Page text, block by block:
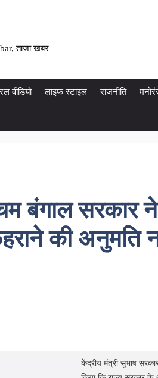
ताजा खबर
वीडियो लाइफ स्टाइल राजनीति
बंगाल सरकार
की अनुमति
केंद्रीय मंत्री सुभाष